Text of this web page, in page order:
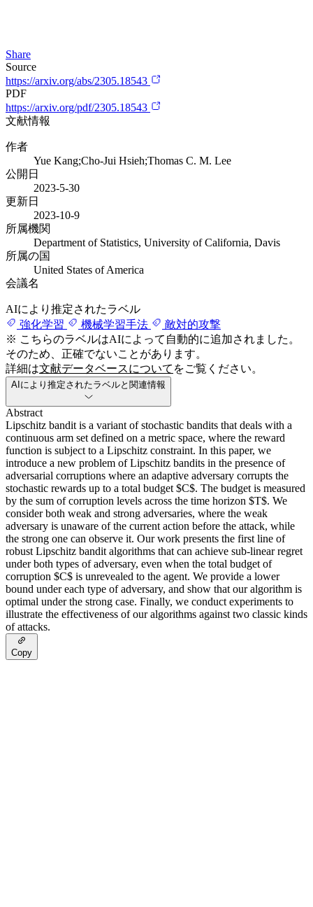
Share
Source
https://arxiv.org/abs/2305.18543
PDF
https://arxiv.org/pdf/2305.18543
文献情報
作者
Yue Kang;Cho-Jui Hsieh;Thomas C. M. Lee
公開日
2023-5-30
更新日
2023-10-9
所属機関
Department of Statistics, University of California, Davis
所属の国
United States of America
会議名
AIにより推定されたラベル
強化学習
機械学習手法
敵対的攻撃
※ こちらのラベルはAIによって自動的に追加されました。
そのため、正確でないことがあります。
詳細は文献データベースについて をご覧ください。
AIにより推定されたラベルと関連情報
Abstract
Lipschitz bandit is a variant of stochastic bandits that deals with a
continuous arm set defined on a metric space, where the reward
function is subject to a Lipschitz constraint. In this paper, we
introduce a new problem of Lipschitz bandits in the presence of
adversarial corruptions where an adaptive adversary corrupts the
stochastic rewards up to a total budget $C$. The budget is measured
by the sum of corruption levels across the time horizon $T$. We
consider both weak and strong adversaries, where the weak
adversary is unaware of the current action before the attack, while
the strong one can observe it. Our work presents the first line of
robust Lipschitz bandit algorithms that can achieve sub-linear regret
under both types of adversary, even when the total budget of
corruption $C$ is unrevealed to the agent. We provide a lower
bound under each type of adversary, and show that our algorithm is
optimal under the strong case. Finally, we conduct experiments to
illustrate the effectiveness of our algorithms against two classic kinds
of attacks.
Copy